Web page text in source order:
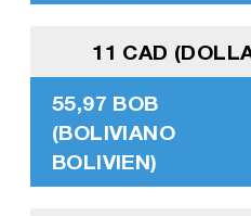
11 CAD
55,97 BOB
(BOLIVIANO
BOLIVIEN)